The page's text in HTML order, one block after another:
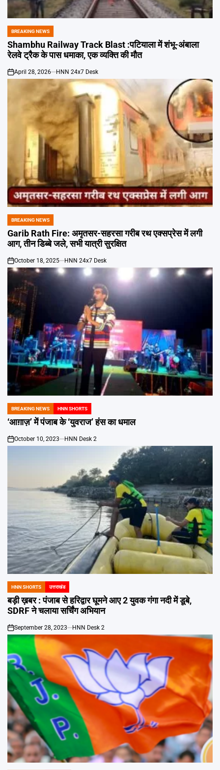
POSTED
IN
BREAKING NEWS
Shambhu Railway Track Blast :पटियाला में शंभू-अंबाला
रेलवे ट्रैक के पास धमाका, एक व्यक्ति की मौत
on
April 28, 2026 HNN 24x7 Desk
POSTED
IN
BREAKING NEWS
Garib Rath Fire: अमृतसर-सहरसा गरीब रथ एक्सप्रेस में लगी
आग, तीन डिब्बे जले, सभी यात्री सुरक्षित
on
October 18, 2025 HNN 24x7 Desk
POSTED
IN
BREAKING NEWS HNN SHORTS
‘आग़ाज़’ में पंजाब के ‘युवराज’ हंस का धमाल
on
October 10, 2023 HNN Desk 2
POSTED
IN
HNN SHORTS उत्तराखंड
बड़ी ख़बर : पंजाब से हरिद्वार घूमने आए 2 युवक गंगा नदी में डूबे,
SDRF ने चलाया सर्चिंग अभियान
on
September 28, 2023 HNN Desk 2